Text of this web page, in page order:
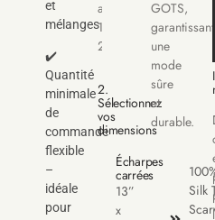
et
mélanges
✔️
Quantité
minimale
de
commande
flexible
–
idéale
pour
2.
Sélectionnez
vos
dimensions
Écharpes
carrées
13”
x
GOTS,
garantissant
une
mode
sûre
et
durable.
Silk